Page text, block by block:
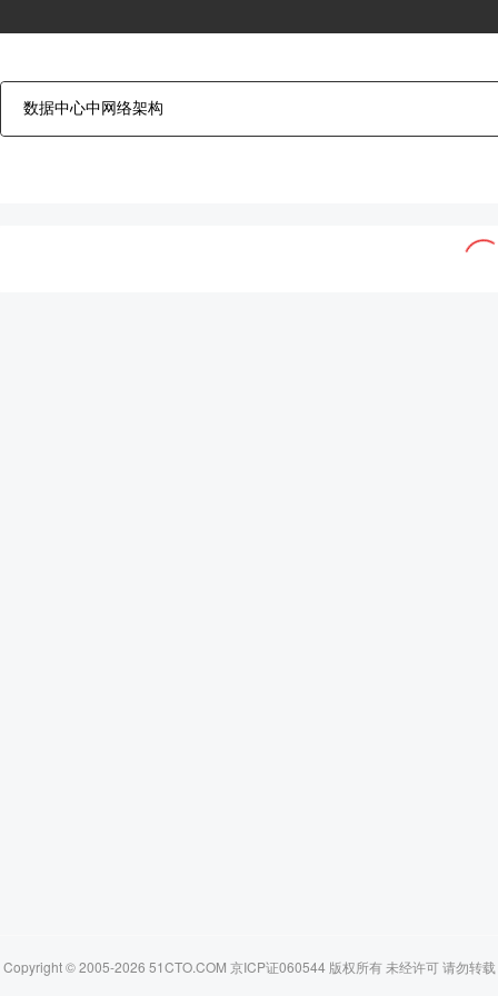
Copyright © 2005-2026 51CTO.COM 京ICP证060544 版权所有 未经许可 请勿转载